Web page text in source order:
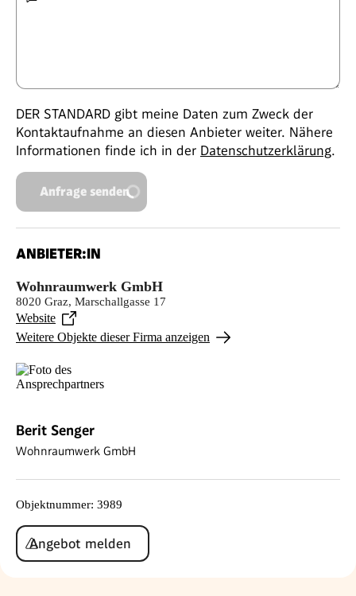
DER STANDARD gibt meine Daten zum Zweck der
Kontaktaufnahme an diesen Anbieter weiter. Nähere
Informationen finde ich in der Datenschutzerklärung.
Anfrage senden
ANBIETER:IN
Wohnraumwerk GmbH
8020 Graz, Marschallgasse 17
Website
Weitere Objekte dieser Firma anzeigen
Berit Senger
Wohnraumwerk GmbH
Objektnummer: 3989
Angebot melden